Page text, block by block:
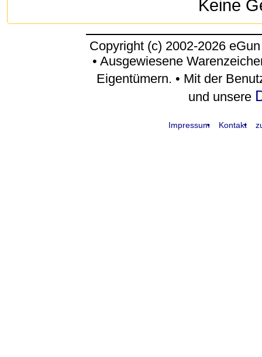
Keine
Copyright (c) 2002-2026
• Ausgewiesene
Eigentümern. • Mit der
und unsere
Impressum Kontakt